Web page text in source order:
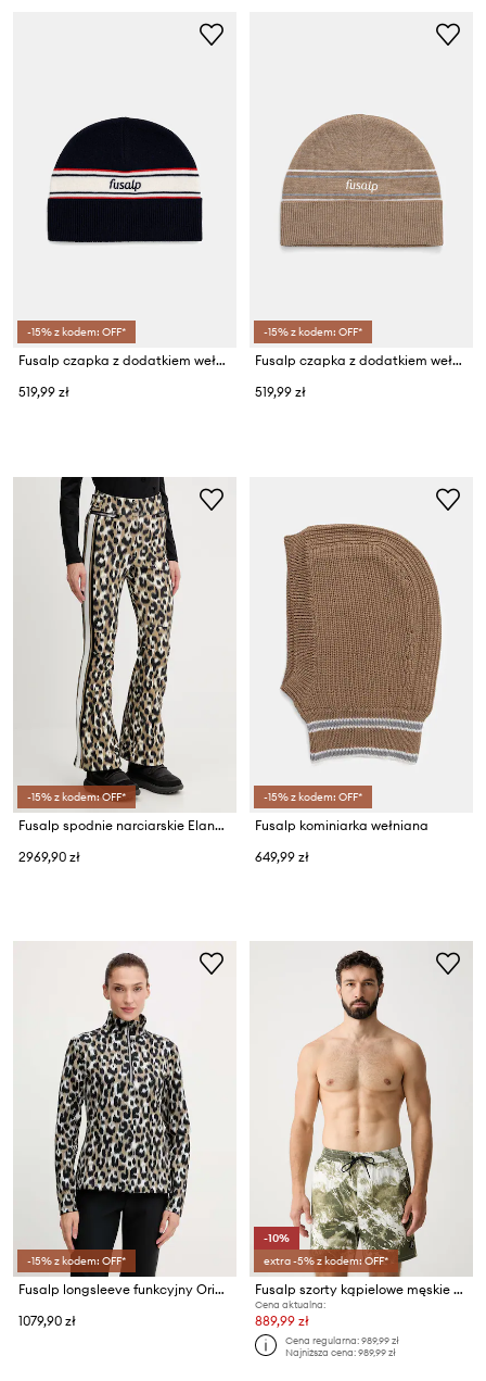
-15% z kodem: OFF*
Fusalp czapka z dodatkiem wełny Retro
519,99 zł
-15% z kodem: OFF*
Fusalp czapka z dodatkiem wełny Retro
519,99 zł
-15% z kodem: OFF*
Fusalp spodnie narciarskie Elancia
2969,90 zł
-15% z kodem: OFF*
Fusalp kominiarka wełniana
649,99 zł
-15% z kodem: OFF*
Fusalp longsleeve funkcyjny Orion Leopard
1079,90 zł
-10%
extra -5% z kodem: OFF*
Fusalp szorty kąpielowe męskie HALFI MOUNTAIN
Cena aktualna:
889,99 zł
Cena regularna:989,99 zł
Najniższa cena:989,99 zł